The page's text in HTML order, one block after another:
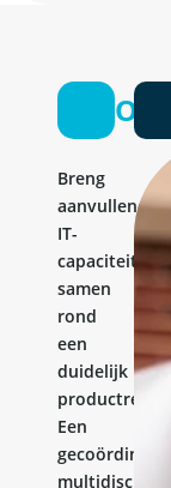
Breng
aanvullende
IT-
capaciteit
samen
rond
een
duidelijk
Een
gecoördineerd